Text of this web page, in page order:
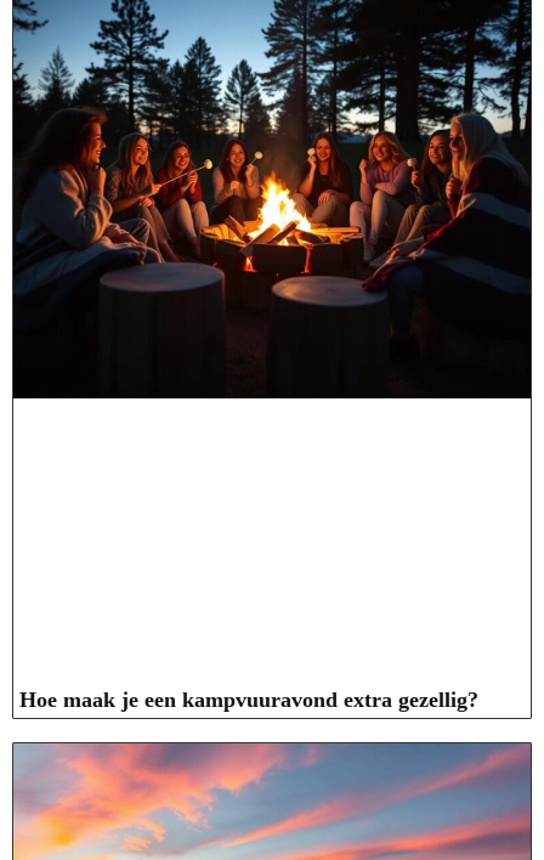
Hoe maak je een kampvuuravond extra gezellig?